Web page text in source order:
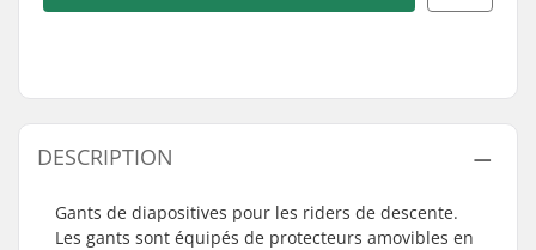
DESCRIPTION
Gants de diapositives pour les riders de descente.
Les gants sont équipés de protecteurs amovibles en